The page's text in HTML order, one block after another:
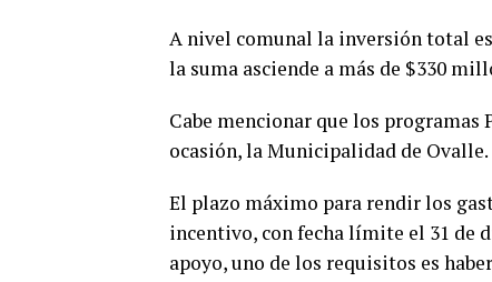
A nivel comunal la inversión total
la suma asciende a más de $330
Cabe mencionar que los programas
ocasión, la Municipalidad de Ovalle.
El plazo máximo para rendir los
incentivo, con fecha límite el 31 de
apoyo, uno de los requisitos es